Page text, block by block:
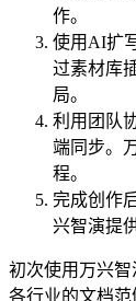
作。
使用AI扩
过素材库
局。
利用团队
端同步。
程。
完成创作
兴智演提
初次使用万兴
各行业的文档